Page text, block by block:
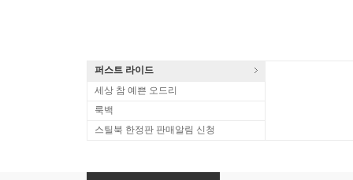
퍼스트 라이드
세상 참 예쁜 오드리
룩백
스틸북 한정판 판매알림 신청